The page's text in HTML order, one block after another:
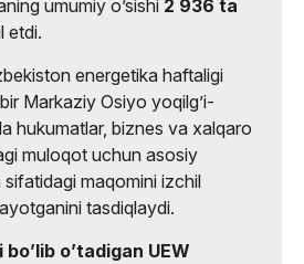
umumiy oʼsishi 2 936 ta
etdi.
energetika haftaligi
Markaziy Osiyo yoqilgʼi-
hukumatlar, biznes va xalqaro
muloqot uchun asosiy
maqomini izchil
tasdiqlaydi.
boʼlib oʼtadigan UEW